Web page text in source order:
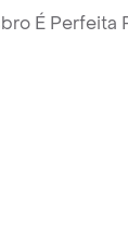
É Perfeita